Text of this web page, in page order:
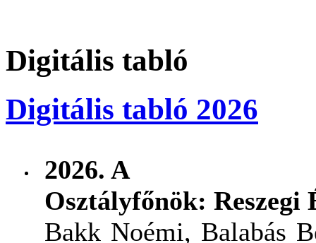
Digitális tabló
Digitális tabló 2026
2026. A
Osztályfőnök: Reszegi
Bakk Noémi, Balabás